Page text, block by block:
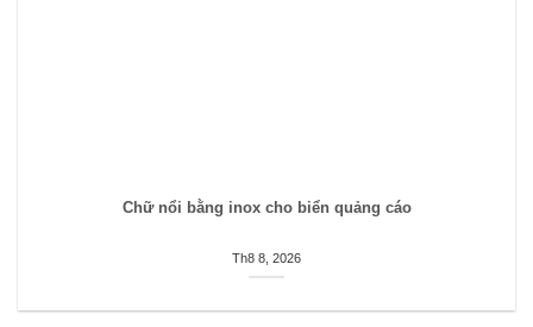
Chữ nổi bằng inox cho biển quảng cáo
Th8 8, 2026